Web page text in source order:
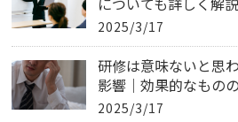
2025/3/17
研修は意味ないと思
影響｜効果的なもの
2025/3/17